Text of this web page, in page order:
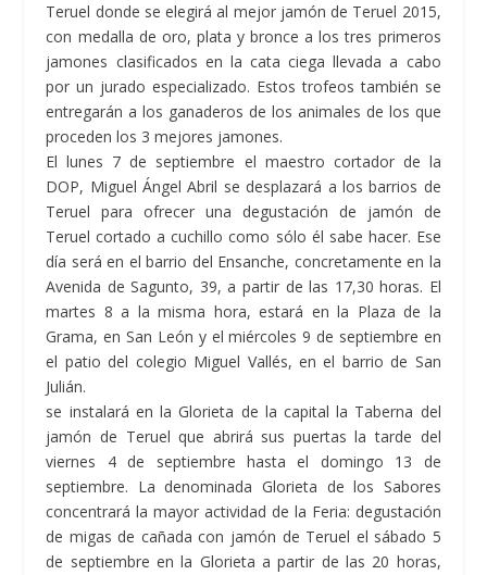
Teruel donde se elegirá al mejor jamón de Teruel 2015,
con medalla de oro, plata y bronce a los tres primeros
jamones clasificados en la cata ciega llevada a cabo
por un jurado especializado. Estos trofeos también se
entregarán a los ganaderos de los animales de los que
proceden los 3 mejores jamones.
El lunes 7 de septiembre el maestro cortador de la
DOP, Miguel Ángel Abril se desplazará a los barrios de
Teruel para ofrecer una degustación de jamón de
Teruel cortado a cuchillo como sólo él sabe hacer. Ese
día será en el barrio del Ensanche, concretamente en la
Avenida de Sagunto, 39, a partir de las 17,30 horas. El
martes 8 a la misma hora, estará en la Plaza de la
Grama, en San León y el miércoles 9 de septiembre en
el patio del colegio Miguel Vallés, en el barrio de San
Julián.
se instalará en la Glorieta de la capital la Taberna del
jamón de Teruel que abrirá sus puertas la tarde del
viernes 4 de septiembre hasta el domingo 13 de
septiembre. La denominada Glorieta de los Sabores
concentrará la mayor actividad de la Feria: degustación
de migas de cañada con jamón de Teruel el sábado 5
de septiembre en la Glorieta a partir de las 20 horas,